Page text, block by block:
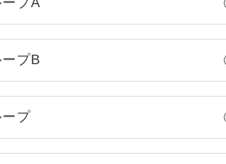
プB
プ